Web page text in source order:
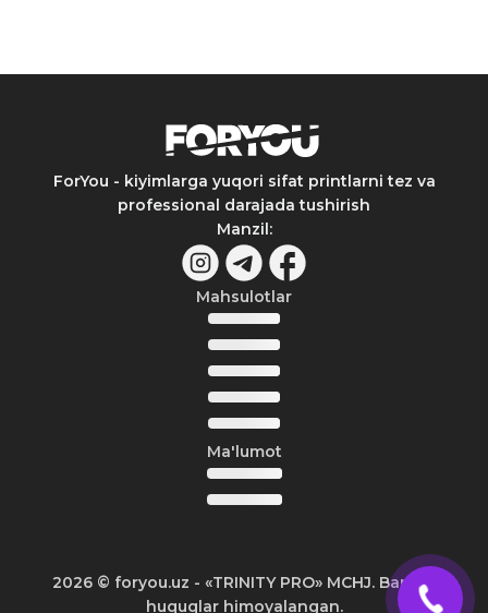
ForYou - kiyimlarga yuqori sifat printlarni tez va
professional darajada tushirish
Manzil:
Mahsulotlar
Ma'lumot
2026© foryou.uz - «TRINITY PRO» MCHJ. Barcha
huquqlar himoyalangan.